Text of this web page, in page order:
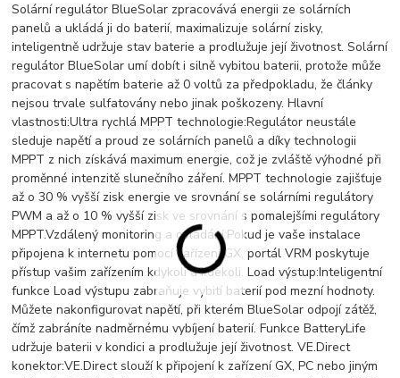
Solární regulátor BlueSolar zpracovává energii ze solárních
panelů a ukládá ji do baterií, maximalizuje solární zisky,
inteligentně udržuje stav baterie a prodlužuje její životnost. Solární
regulátor BlueSolar umí dobít i silně vybitou baterii, protože může
pracovat s napětím baterie až 0 voltů za předpokladu, že články
nejsou trvale sulfatovány nebo jinak poškozeny. Hlavní
vlastnosti:Ultra rychlá MPPT technologie:Regulátor neustále
sleduje napětí a proud ze solárních panelů a díky technologii
MPPT z nich získává maximum energie, což je zvláště výhodné při
proměnné intenzitě slunečního záření. MPPT technologie zajišťuje
až o 30 % vyšší zisk energie ve srovnání se solárními regulátory
PWM a až o 10 % vyšší zisk ve srovnání s pomalejšími regulátory
MPPT.Vzdálený monitoring a ovládání:Pokud je vaše instalace
připojena k internetu pomocí zařízení GX, portál VRM poskytuje
přístup vašim zařízením kdykoli a kdekoli. Load výstup:Inteligentní
funkce Load výstupu zabraňuje vybití baterií pod mezní hodnoty.
Můžete nakonfigurovat napětí, při kterém BlueSolar odpojí zátěž,
čímž zabráníte nadměrnému vybíjení baterií. Funkce BatteryLife
udržuje baterii v kondici a prodlužuje její životnost. VE.Direct
konektor:VE.Direct slouží k připojení k zařízení GX, PC nebo jiným